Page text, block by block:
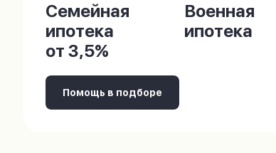
Семейная
ипотека
от 3,5%
Военная
ипотека
Помощь в подборе